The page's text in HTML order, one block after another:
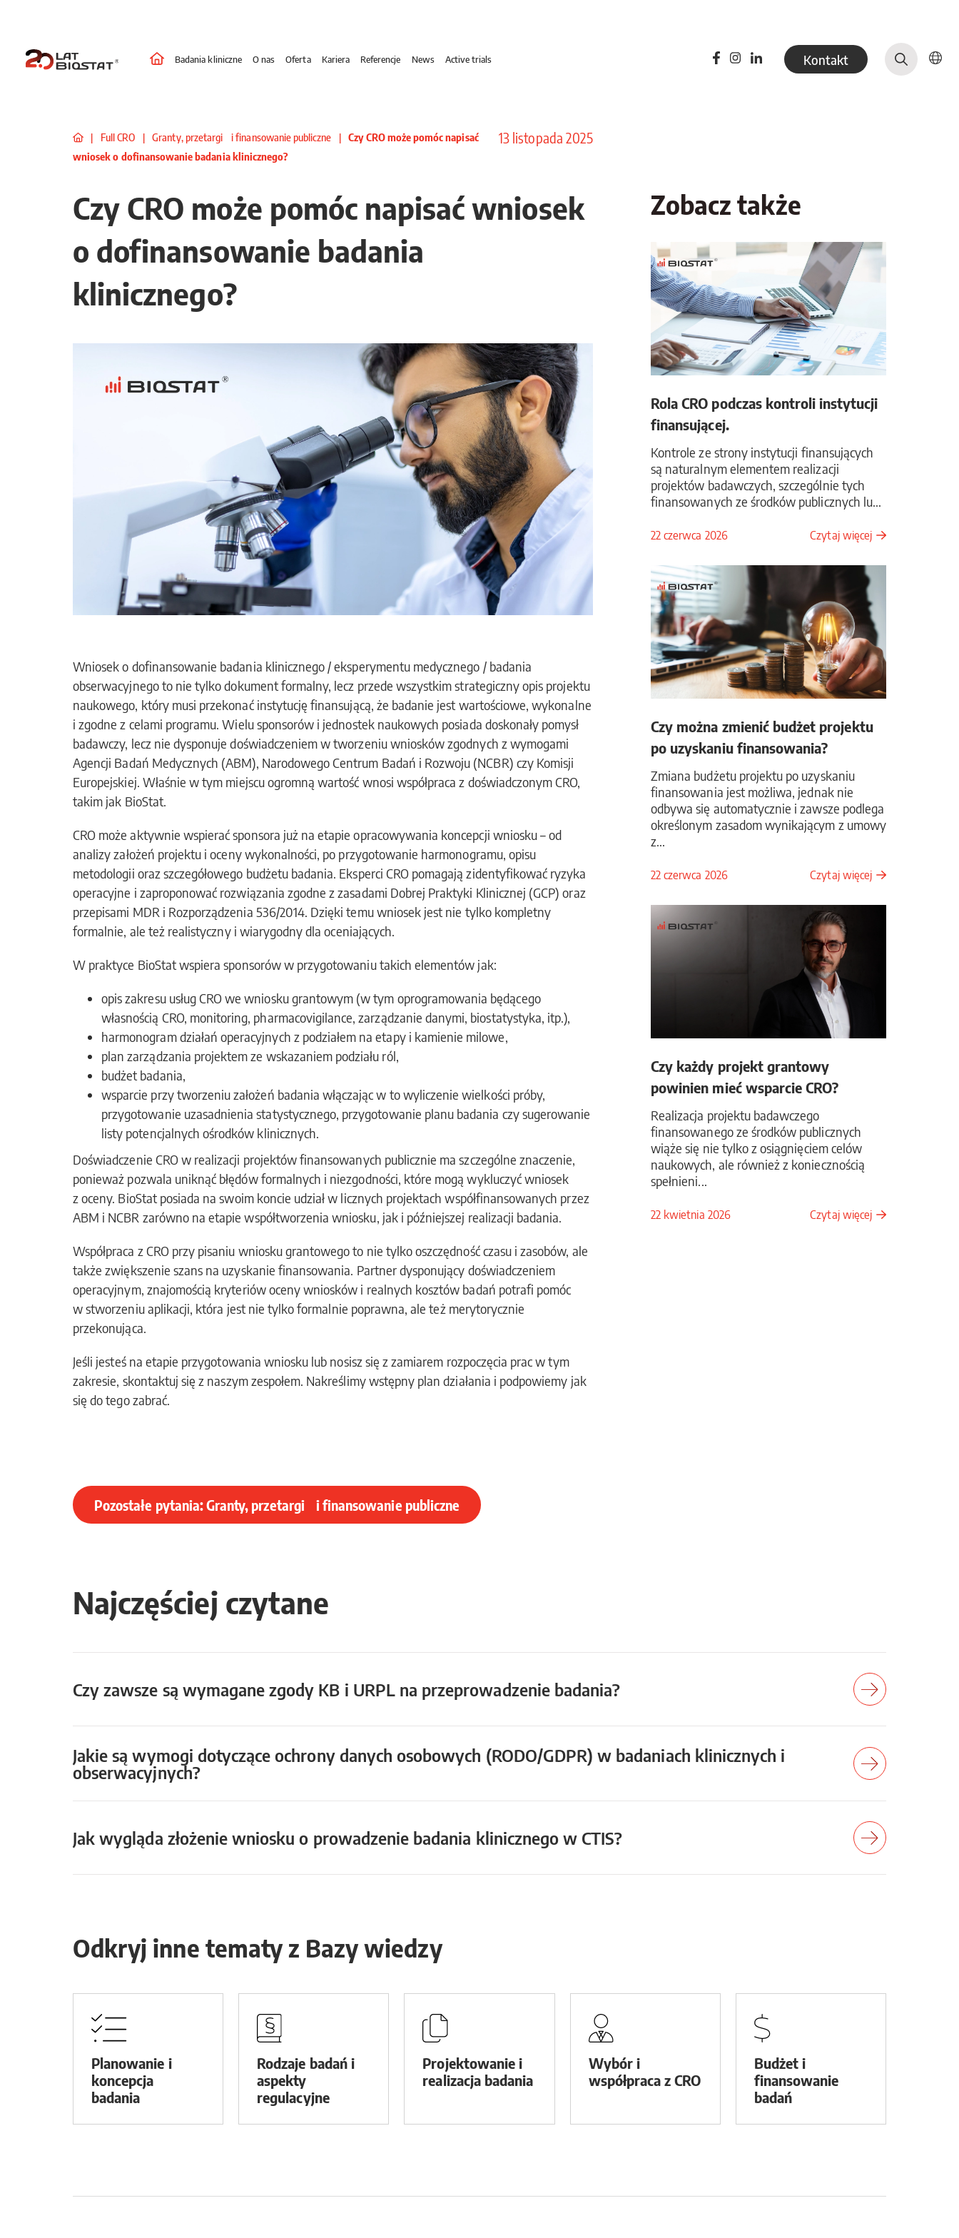
Badania kliniczne O nas Oferta Kariera Referencje News Active trials Kontakt
13 listopada 2025
| Full CRO | Granty, przetargi i finansowanie publiczne | Czy CRO może pomóc napisać
wniosek o dofinansowanie badania klinicznego?
Czy CRO może pomóc napisać wniosek
o dofinansowanie badania
klinicznego?
Wniosek o dofinansowanie badania klinicznego / eksperymentu medycznego / badania
obserwacyjnego to nie tylko dokument formalny, lecz przede wszystkim strategiczny opis projektu
naukowego, który musi przekonać instytucję finansującą, że badanie jest wartościowe, wykonalne
i zgodne z celami programu. Wielu sponsorów i jednostek naukowych posiada doskonały pomysł
badawczy, lecz nie dysponuje doświadczeniem w tworzeniu wniosków zgodnych z wymogami
Agencji Badań Medycznych (ABM), Narodowego Centrum Badań i Rozwoju (NCBR) czy Komisji
Europejskiej. Właśnie w tym miejscu ogromną wartość wnosi współpraca z doświadczonym CRO,
takim jak BioStat.
CRO może aktywnie wspierać sponsora już na etapie opracowywania koncepcji wniosku – od
analizy założeń projektu i oceny wykonalności, po przygotowanie harmonogramu, opisu
metodologii oraz szczegółowego budżetu badania. Eksperci CRO pomagają zidentyfikować ryzyka
operacyjne i zaproponować rozwiązania zgodne z zasadami Dobrej Praktyki Klinicznej (GCP) oraz
przepisami MDR i Rozporządzenia 536/2014. Dzięki temu wniosek jest nie tylko kompletny
formalnie, ale też realistyczny i wiarygodny dla oceniających.
W praktyce BioStat wspiera sponsorów w przygotowaniu takich elementów jak:
opis zakresu usług CRO we wniosku grantowym (w tym oprogramowania będącego
własnością CRO, monitoring, pharmacovigilance, zarządzanie danymi, biostatystyka, itp.),
harmonogram działań operacyjnych z podziałem na etapy i kamienie milowe,
plan zarządzania projektem ze wskazaniem podziału ról,
budżet badania,
wsparcie przy tworzeniu założeń badania włączając w to wyliczenie wielkości próby,
przygotowanie uzasadnienia statystycznego, przygotowanie planu badania czy sugerowanie
listy potencjalnych ośrodków klinicznych.
Doświadczenie CRO w realizacji projektów finansowanych publicznie ma szczególne znaczenie,
ponieważ pozwala uniknąć błędów formalnych i niezgodności, które mogą wykluczyć wniosek
z oceny. BioStat posiada na swoim koncie udział w licznych projektach współfinansowanych przez
ABM i NCBR zarówno na etapie współtworzenia wniosku, jak i późniejszej realizacji badania.
Współpraca z CRO przy pisaniu wniosku grantowego to nie tylko oszczędność czasu i zasobów, ale
także zwiększenie szans na uzyskanie finansowania. Partner dysponujący doświadczeniem
operacyjnym, znajomością kryteriów oceny wniosków i realnych kosztów badań potrafi pomóc
w stworzeniu aplikacji, która jest nie tylko formalnie poprawna, ale też merytorycznie
przekonująca.
Jeśli jesteś na etapie przygotowania wniosku lub nosisz się z zamiarem rozpoczęcia prac w tym
zakresie, skontaktuj się z naszym zespołem. Nakreślimy wstępny plan działania i podpowiemy jak
się do tego zabrać.
Pozostałe pytania: Granty, przetargi i finansowanie publiczne
Zobacz także
Rola CRO podczas kontroli instytucji
finansującej.
Kontrole ze strony instytucji finansujących
są naturalnym elementem realizacji
projektów badawczych, szczególnie tych
finansowanych ze środków publicznych lu...
22 czerwca 2026 Czytaj więcej
Czy można zmienić budżet projektu
po uzyskaniu finansowania?
Zmiana budżetu projektu po uzyskaniu
finansowania jest możliwa, jednak nie
odbywa się automatycznie i zawsze podlega
określonym zasadom wynikającym z umowy
z...
22 czerwca 2026 Czytaj więcej
Czy każdy projekt grantowy
powinien mieć wsparcie CRO?
Realizacja projektu badawczego
finansowanego ze środków publicznych
wiąże się nie tylko z osiągnięciem celów
naukowych, ale również z koniecznością
spełnieni...
22 kwietnia 2026 Czytaj więcej
Najczęściej czytane
Czy zawsze są wymagane zgody KB i URPL na przeprowadzenie badania?
Jakie są wymogi dotyczące ochrony danych osobowych (RODO/GDPR) w badaniach klinicznych i
obserwacyjnych?
Jak wygląda złożenie wniosku o prowadzenie badania klinicznego w CTIS?
Odkryj inne tematy z Bazy wiedzy
Planowanie i
koncepcja
badania
Rodzaje badań i
aspekty
regulacyjne
Projektowanie i
realizacja badania
Wybór i
współpraca z CRO
Budżet i
finansowanie
badań